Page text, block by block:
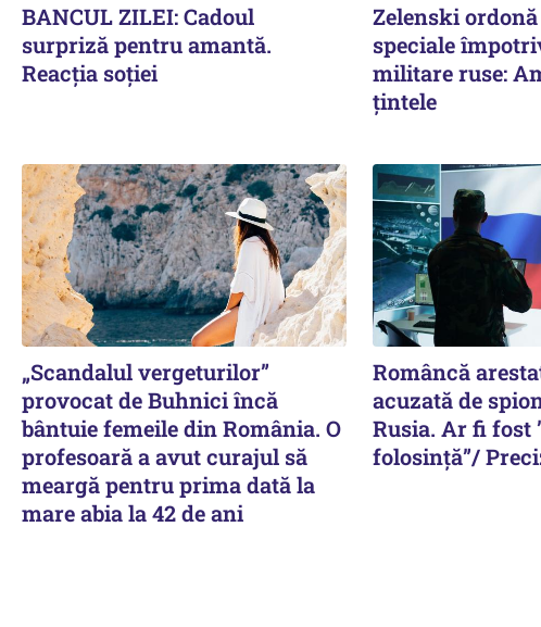
BANCUL ZILEI: Cadoul
surpriză pentru amantă.
Reacția soției
Zelenski
speciale
militare ruse:
țintele
„Scandalul vergeturilor”
provocat de Buhnici încă
bântuie femeile din România. O
profesoară a avut curajul să
meargă pentru prima dată la
mare abia la 42 de ani
Româncă
acuzată de
Rusia. Ar fi fost
folosință”/